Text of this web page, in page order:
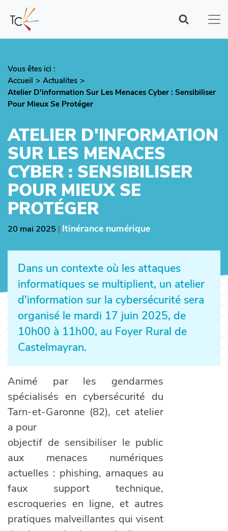
contenu
principal
Vous êtes ici :
Fil
d'Ariane
Accueil
Actualites
Atelier D'information Sur Les Menaces Cyber : Sensibiliser
Pour Mieux Se Protéger
ATELIER D'INFORMATION
SUR LES MENACES
CYBER : SENSIBILISER
POUR MIEUX SE
PROTÉGER
20 mai 2025 | Itinérance numérique
Dans un contexte où les attaques
informatiques se multiplient, un atelier
d'information sur la cybersécurité sera
organisé le mardi 17 juin 2025, de
10h00 à 11h00, au Foyer Rural de
Castelmayran.
Animé par les gendarmes
spécialisés en cybersécurité du
Tarn-et-Garonne (82), cet atelier
a pour
objectif de sensibiliser le public
aux menaces numériques
actuelles : phishing, arnaques au
faux support technique,
escroqueries en ligne, et autres
pratiques malveillantes qui visent